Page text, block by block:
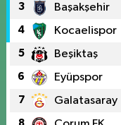
3 Başakşehir
4 Kocaelispor
5 Beşiktaş
6 Eyüpspor
7 Galatasaray